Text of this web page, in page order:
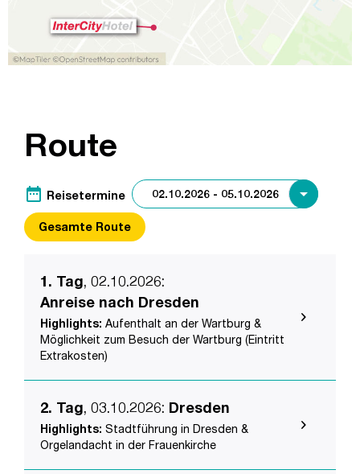
Route
date_range Reisetermine
Gesamte Route
1. Tag, 02.10.2026:
Anreise nach Dresden
Highlights: Aufenthalt an der Wartburg &
Möglichkeit zum Besuch der Wartburg (Eintritt
Extrakosten)
2. Tag, 03.10.2026: Dresden
Highlights: Stadtführung in Dresden &
Orgelandacht in der Frauenkirche